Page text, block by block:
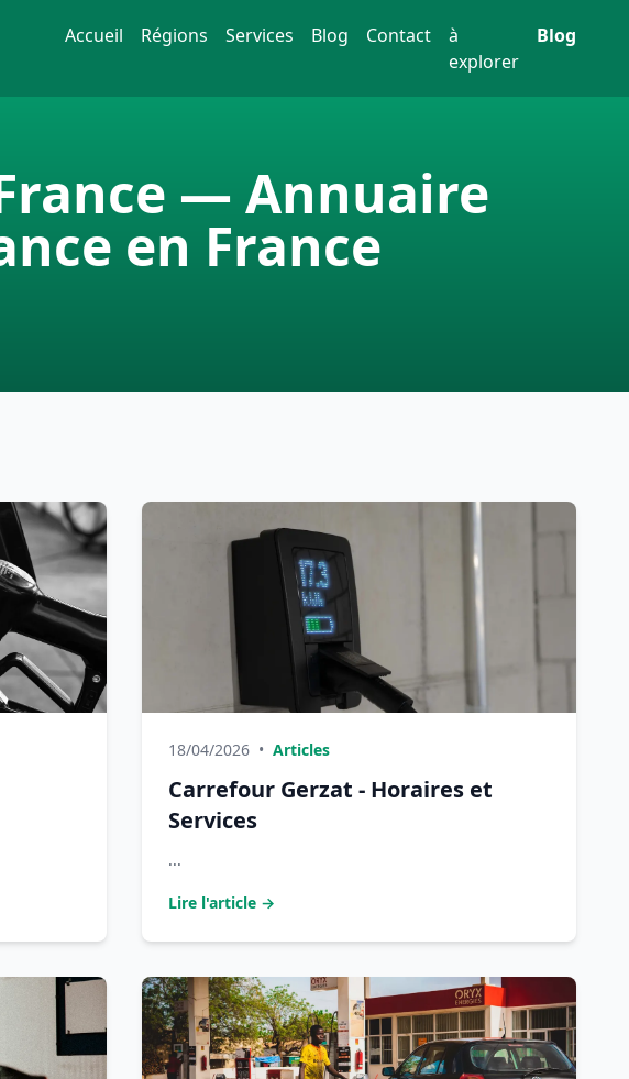
Accueil Régions Services Blog Contact
à
explorer
Blog
— Annuaire
en France
18/04/2026 • Articles
Carrefour Gerzat - Horaires et
Services
...
Lire l'article →